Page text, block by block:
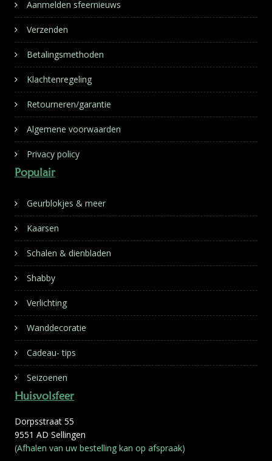
Aanmelden sfeernieuws
Verzenden
Betalingsmethoden
Klachtenregeling
Retourneren/garantie
Algemene voorwaarden
Privacy policy
Populair
Geurblokjes & meer
Kaarsen
Schalen & dienbladen
Shabby
Verlichting
Wanddecoratie
Cadeau- tips
Seizoenen
Huisvolsfeer
Dorpsstraat 55
9551 AD Sellingen
(Afhalen van uw bestelling kan op afspraak)